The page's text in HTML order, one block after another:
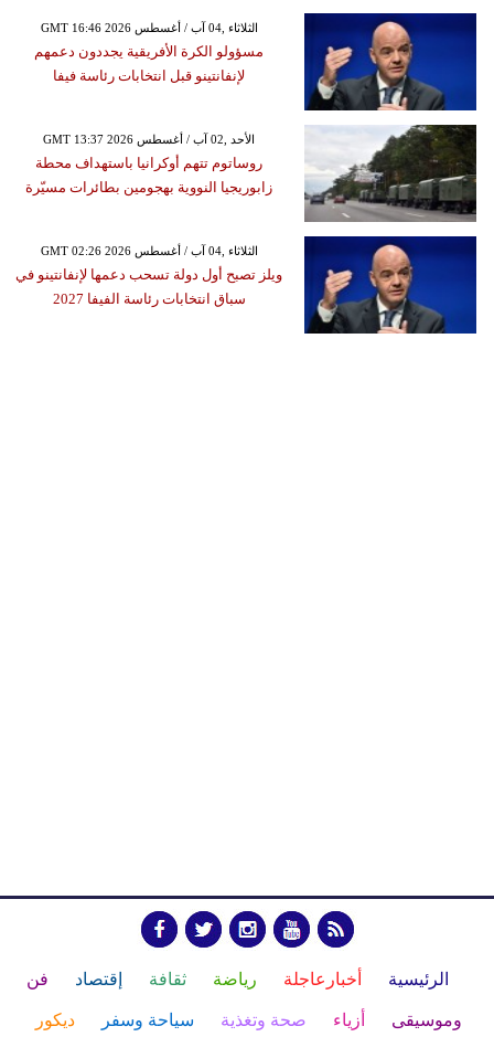
GMT 16:46 2026 الثلاثاء ,04 آب / أغسطس
مسؤولو الكرة الأفريقية يجددون دعمهم
لإنفانتينو قبل انتخابات رئاسة فيفا
GMT 13:37 2026 الأحد ,02 آب / أغسطس
روساتوم تتهم أوكرانيا باستهداف محطة
زابوريجيا النووية بهجومين بطائرات مسيّرة
GMT 02:26 2026 الثلاثاء ,04 آب / أغسطس
ويلز تصبح أول دولة تسحب دعمها لإنفانتينو في
سباق انتخابات رئاسة الفيفا 2027
الرئيسية أخبارعاجلة رياضة ثقافة إقتصاد فن
وموسيقى أزياء صحة وتغذية سياحة وسفر ديكور